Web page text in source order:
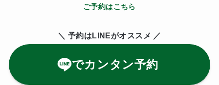
ご予約はこちら
＼ 予約はLINEがオススメ ／
でカンタン予約